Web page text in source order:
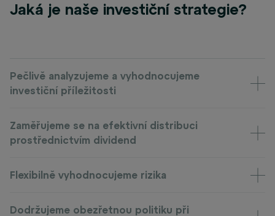
Jaká je naše investiční strategie?
Pečlivě analyzujeme a vyhodnocujeme
investiční příležitosti
Zaměřujeme se na efektivní distribuci
prostřednictvím dividend
Flexibilně vyhodnocujeme rizika
Dodržujeme obezřetnou politiku při